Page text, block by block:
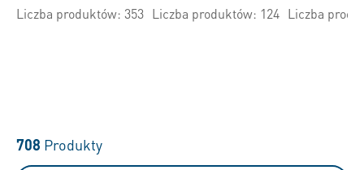
Liczba produktów: 353 Liczba produktów: 124 Liczba
708 Produkty